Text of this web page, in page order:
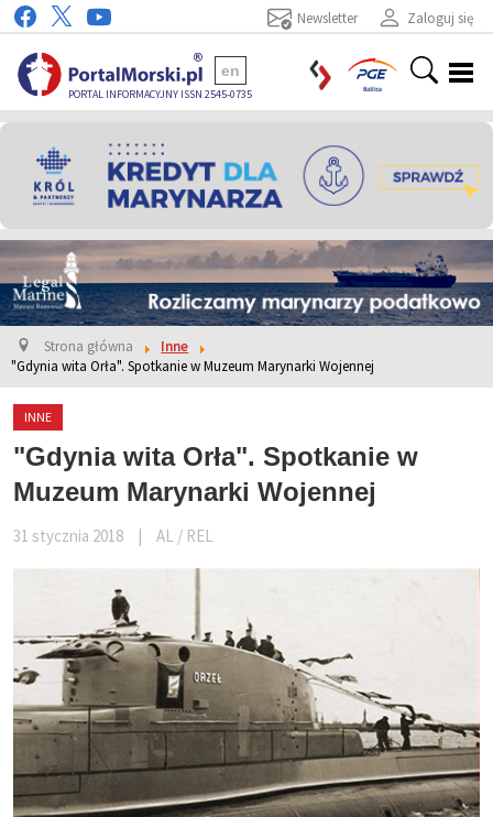
Zaloguj się
Newsletter
PORTAL INFORMACYJNY ISSN 2545-0735
en
Strona główna
Inne
"Gdynia wita Orła". Spotkanie w Muzeum Marynarki Wojennej
INNE
"Gdynia wita Orła". Spotkanie w
Muzeum Marynarki Wojennej
31 stycznia 2018 AL / REL